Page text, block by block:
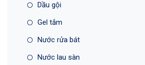
Dầu gội
Gel tắm
Nước rửa bát
Nước lau sàn